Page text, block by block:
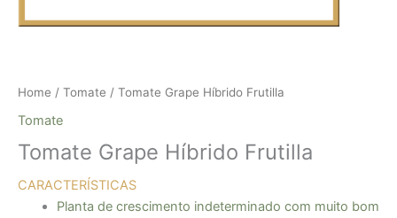
Home / Tomate / Tomate Grape Híbrido Frutilla
Tomate
Tomate Grape Híbrido Frutilla
CARACTERÍSTICAS
Planta de crescimento indeterminado com muito bom